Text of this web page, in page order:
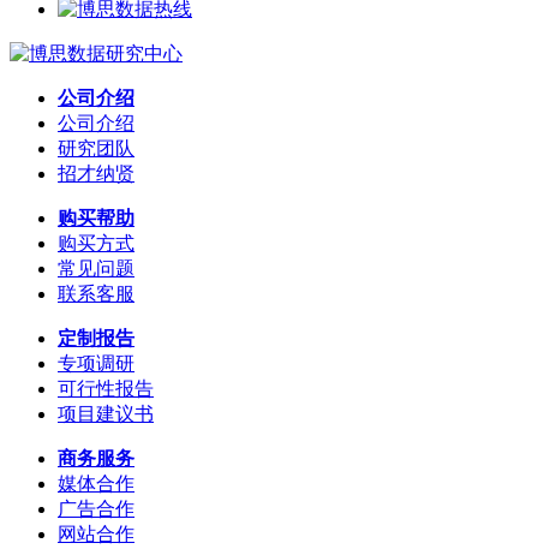
公司介绍
公司介绍
研究团队
招才纳贤
购买帮助
购买方式
常见问题
联系客服
定制报告
专项调研
可行性报告
项目建议书
商务服务
媒体合作
广告合作
网站合作